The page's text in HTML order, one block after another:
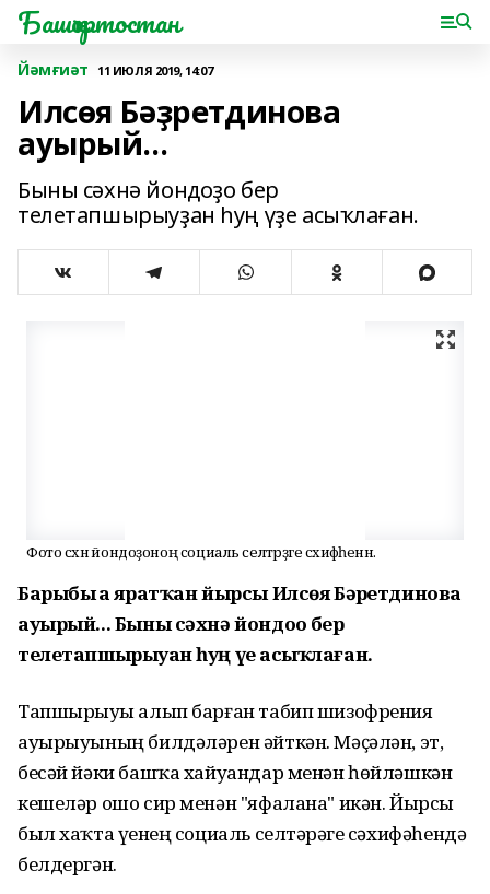
Башҡортостан
Йәмғиәт 11 ИЮЛЯ 2019, 14:07
Илсөя Бәҙретдинова
ауырый...
Быны сәхнә йондоҙо бер
телетапшырыуҙан һуң үҙе асыҡлаған.
Фото сәхнә йондоҙоноң социаль селтәрҙәге сәхифәһенән.
Барыбыҙ ҙа яратҡан йырсы Илсөя Бәҙретдинова
ауырый... Быны сәхнә йондоҙо бер
телетапшырыуҙан һуң үҙе асыҡлаған.
Тапшырыуҙы алып барған табип шизофрения
ауырыуының билдәләрен әйткән. Мәҫәлән, эт,
бесәй йәки башҡа хайуандар менән һөйләшкән
кешеләр ошо сир менән "яфалана" икән. Йырсы
был хаҡта үҙенең социаль селтәрҙәге сәхифәһендә
белдергән.